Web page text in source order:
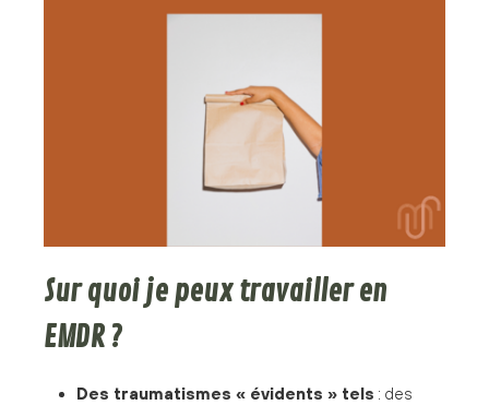
Sur quoi je peux travailler en
EMDR ?
Des traumatismes « évidents » tels : des